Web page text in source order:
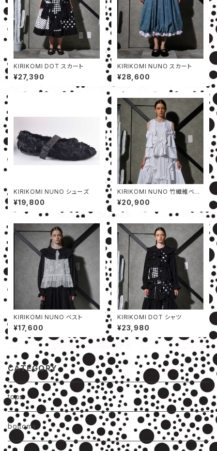
KIRIKOMI DOT スカート
¥27,390
KIRIKOMI NUNO スカート
¥28,600
KIRIKOMI NUNO シューズ
¥19,800
KIRIKOMI NUNO 竹繊維ベス
ト
¥20,900
KIRIKOMI NUNO ベスト
¥17,600
KIRIKOMI DOT シャツ
¥23,980
CATEGORY
tops
bottoms